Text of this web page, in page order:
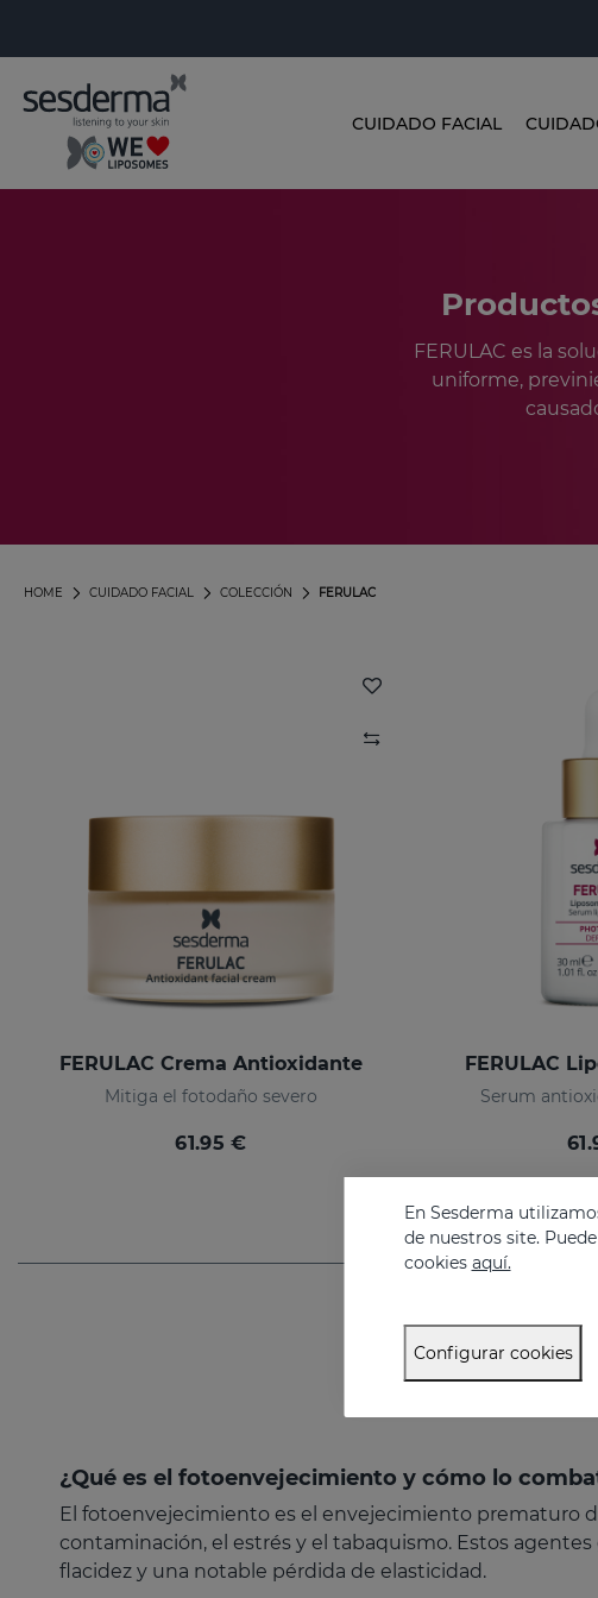
CUIDADO FACIAL
FERULAC es la
uniforme,
FERULAC
COLECCIÓN
CUIDADO FACIAL
HOME
FERULAC Crema Antioxidante
Mitiga el fotodaño severo
61.95 €
FERULAC
Serum
¿Qué es el fotoenvejecimiento y cómo lo
El fotoenvejecimiento es el envejecimiento prematuro
contaminación, el estrés y el tabaquismo. Estos
flacidez y una notable pérdida de elasticidad.
En Sesderma
de nuestros site.
cookies aquí.
Configurar cookies